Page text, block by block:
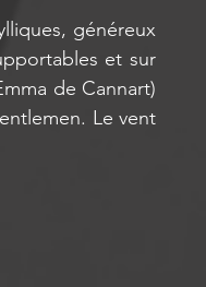
généreux
et sur
de Cannart)
Le vent